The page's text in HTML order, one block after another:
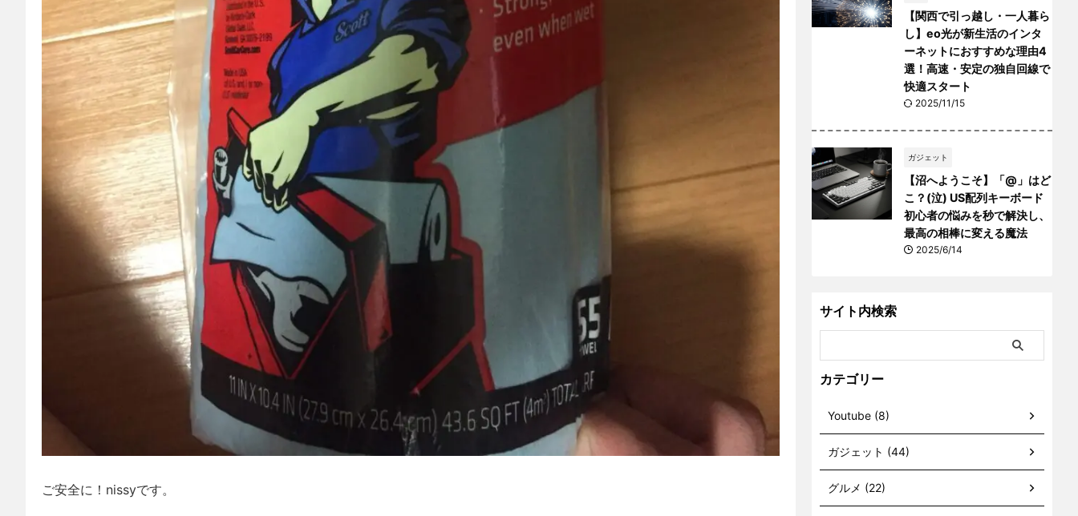
ご安全に！nissyです。
【関西で引っ越し・一人暮ら
し】eo光が新生活のインタ
ーネットにおすすめな理由4
選！高速・安定の独自回線で
快適スタート
2025/11/15
ガジェット
【沼へようこそ】「@」はど
こ？(泣) US配列キーボード
初心者の悩みを秒で解決し、
最高の相棒に変える魔法
2025/6/14
サイト内検索
カテゴリー
Youtube (8)
ガジェット (44)
グルメ (22)